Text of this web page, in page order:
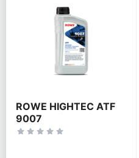
ROWE HIGHTEC ATF
9007